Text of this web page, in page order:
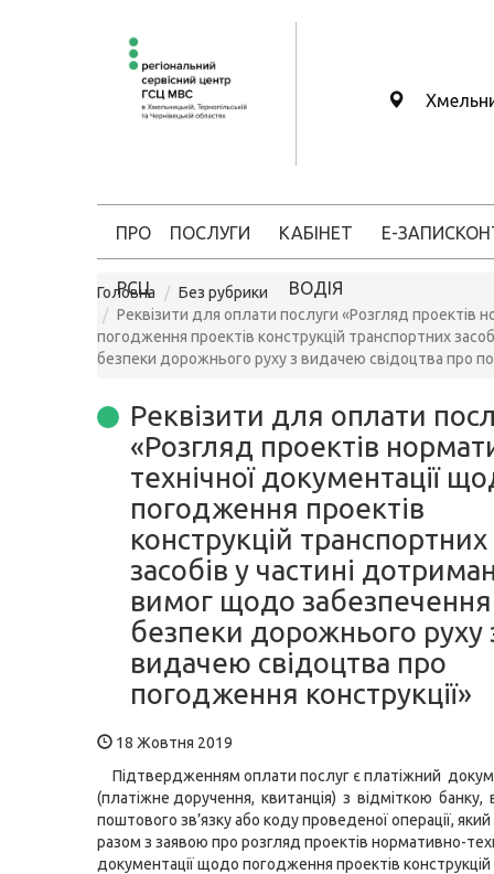
ПРО
РСЦ
ПОСЛУГИ КАБІНЕТ
ВОДІЯ
Е-ЗАПИС
Головна
Без рубрики
Реквізити для оплати послуги «Розгляд проектів
погодження проектів конструкцій транспортних
безпеки дорожнього руху з видачею свідоцтва про
Реквізити для оплати
«Розгляд проектів
технічної документації
погодження проектів
конструкцій транспортних
засобів у частині
вимог щодо забезпечення
безпеки дорожнього руху
видачею свідоцтва про
погодження конструкції»
18 Жовтня 2019
Підтвердженням оплати послуг є платіжний
(платіжне доручення, квитанція) з відміткою банку,
поштового зв’язку або коду проведеної операції,
разом з заявою про розгляд проектів нормативно-
документації щодо погодження проектів конструкцій